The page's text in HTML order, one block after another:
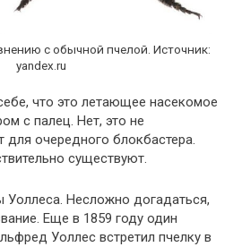
с обычной пчелой. Источник:
yandex.ru
что это летающее насекомое
с палец. Нет, это не
для очередного блокбастера.
существуют.
Несложно догадаться,
Еще в 1859 году один
Уоллес встретил пчелку в